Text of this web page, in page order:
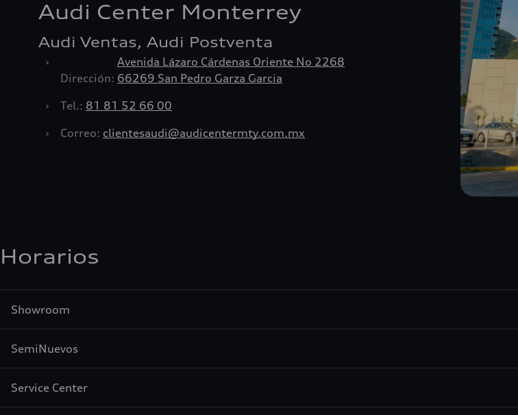
Audi Center Monterrey
Audi Ventas, Audi Postventa
›
Dirección:
Avenida Lázaro Cárdenas Oriente No 2268
66269 San Pedro Garza Garcia
›
Tel.: 81 81 52 66 00
›
Correo: clientesaudi@audicentermty.com.mx
Horarios
Showroom
SemiNuevos
Service Center